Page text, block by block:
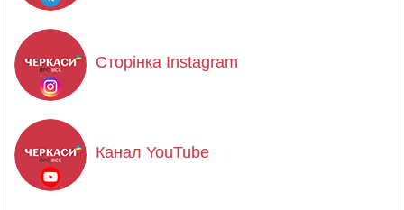
Сторінка Instagram
Канал YouTube